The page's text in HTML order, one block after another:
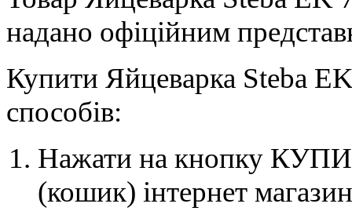
надано офіційним
Купити Яйцеварка Steba
способів:
Нажати на кнопку
(кошик) інтернет